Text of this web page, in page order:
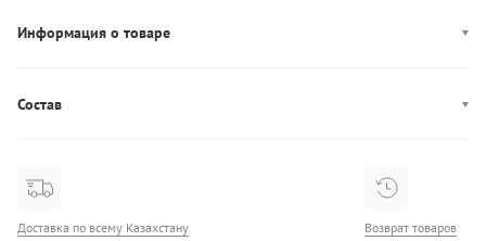
Информация о товаре
Декор: логотип
Застежка: эластичный пояс, завязки
Состав
Доставка по всему Казахстану
Возврат товаров